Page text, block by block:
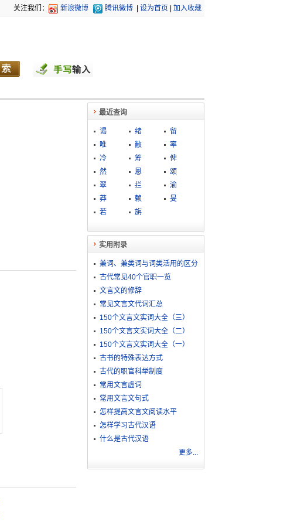
关注我们： 新浪微博 腾讯微博 设为首页 加入收藏
最近查询
谒 绪
留
唯
敝
率
冷
筹
俾
然
恩
颂
翠
拦
渝
莽
赖
旻
若
旃
实用附录
兼词、兼类词与词类活用的区分
古代常见40个官职一览
文言文的修辞
常见文言文代词汇总
150个文言文实词大全（三）
150个文言文实词大全（二）
150个文言文实词大全（一）
古书的特殊表达方式
古代的职官科举制度
常用文言虚词
常用文言文句式
怎样提高文言文阅读水平
怎样学习古代汉语
什么是古代汉语
更多...